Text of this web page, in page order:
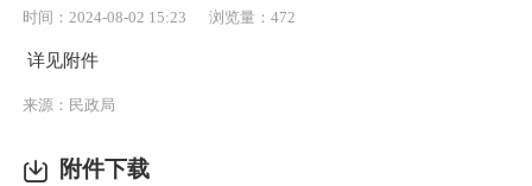
时间：2024-08-02 15:23 浏览量：472
详见附件
来源：民政局
附件下载